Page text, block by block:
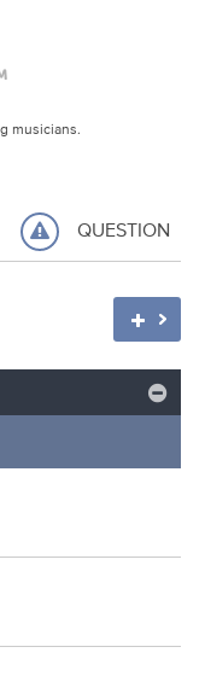
musicians.
QUESTION